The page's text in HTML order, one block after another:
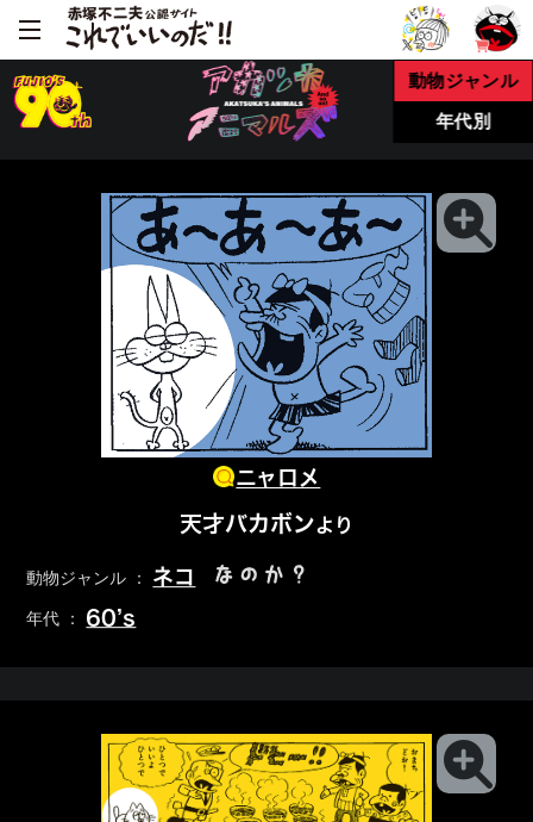
動物ジャンル
年代別
ニャロメ
天才バカボンより
動物ジャンル ： ネコ なのか？
年代 ： 60’s